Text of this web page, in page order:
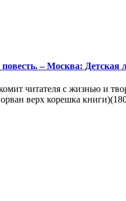
– Москва: Детская
читателя с жизнью и
верх корешка